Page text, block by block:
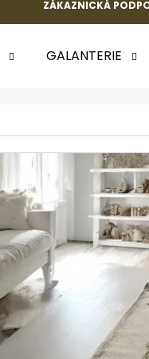
ZÁKAZNICKÁ
GALANTERIE
HLEDAT